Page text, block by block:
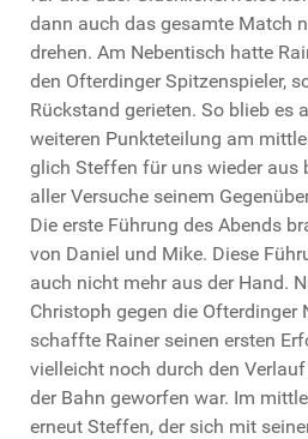
dann auch das gesamte Match
drehen. Am Nebentisch hatte
den Ofterdinger Spitzenspieler,
Rückstand gerieten. So blieb es
weiteren Punkteteilung am
glich Steffen für uns wieder aus
aller Versuche seinem
Die erste Führung des Abends
von Daniel und Mike. Diese
auch nicht mehr aus der Hand.
Christoph gegen die Ofterdinger
schaffte Rainer seinen ersten
vielleicht noch durch den
der Bahn geworfen war. Im
erneut Steffen, der sich mit